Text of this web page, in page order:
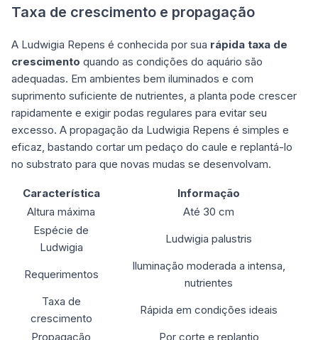
Taxa de crescimento e propagação
A Ludwigia Repens é conhecida por sua rápida taxa de
crescimento quando as condições do aquário são
adequadas. Em ambientes bem iluminados e com
suprimento suficiente de nutrientes, a planta pode crescer
rapidamente e exigir podas regulares para evitar seu
excesso. A propagação da Ludwigia Repens é simples e
eficaz, bastando cortar um pedaço do caule e replantá-lo
no substrato para que novas mudas se desenvolvam.
Característica
Informação
Altura máxima
Até 30 cm
Espécie de
Ludwigia
Ludwigia palustris
Requerimentos
Iluminação moderada a intensa,
nutrientes
Taxa de
crescimento
Rápida em condições ideais
Propagação
Por corte e replantio